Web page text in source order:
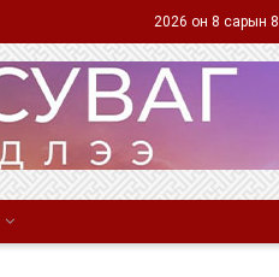
2026 он 8 сарын 8